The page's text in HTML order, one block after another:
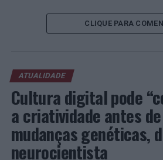
CLIQUE PARA
ATUALIDADE
Cultura digital pode
a criatividade antes
mudanças genéticas,
neurocientista